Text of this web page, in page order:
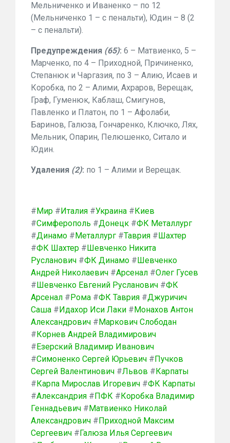
Мельниченко и Иваненко – по 12
(Мельниченко 1 – с пенальти), Юдин – 8 (2
– с пенальти).
Предупреждения (65): 6 – Матвиенко, 5 –
Марченко, по 4 – Приходной, Причиненко,
Степанюк и Чаргазия, по 3 – Алию, Исаев и
Коробка, по 2 – Алими, Ахраров, Верещак,
Граф, Гуменюк, Каблаш, Смигунов,
Павленко и Платон, по 1 – Афолаби,
Баринов, Галюза, Гончаренко, Ключко, Лях,
Мельник, Опарин, Пелюшенко, Ситало и
Юдин.
Удаления (2): по 1 – Алими и Верещак.
#Мир #Италия #Украина #Киев
#Симферополь #Донецк #ФК Металлург
#Динамо #Металлург #Таврия #Шахтер
#ФК Шахтер #Шевченко Никита
Русланович #ФК Динамо #Шевченко
Андрей Николаевич #Арсенал #Олег Гусев
#Шевченко Евгений Русланович #ФК
Арсенал #Рома #ФК Таврия #Джуричич
Саша #Идахор Иси Лаки #Монахов Антон
Александрович #Маркович Слободан
#Корнев Андрей Владимирович
#Езерский Владимир Иванович
#Симоненко Сергей Юрьевич #Пучков
Сергей Валентинович #Львов #Карпаты
#Карпа Мирослав Игоревич #ФК Карпаты
#Александрия #ПФК #Коробка Владимир
Геннадьевич #Матвиенко Николай
Александрович #Приходной Максим
Сергеевич #Галюза Илья Сергеевич